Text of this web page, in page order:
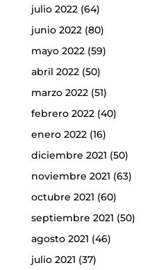
julio 2022(64)
junio 2022(80)
mayo 2022(59)
abril 2022(50)
marzo 2022(51)
febrero 2022(40)
enero 2022(16)
diciembre 2021 (50)
noviembre 2021 (63)
octubre 2021 (60)
septiembre 2021 (50)
agosto 2021 (46)
julio 2021 (37)